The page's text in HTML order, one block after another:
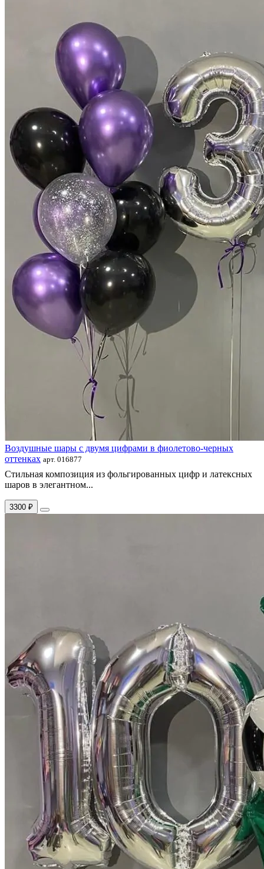
Воздушные шары с двумя цифрами в фиолетово-черных
оттенках арт. 016877
Стильная композиция из фольгированных цифр и латексных
шаров в элегантном...
3300 ₽